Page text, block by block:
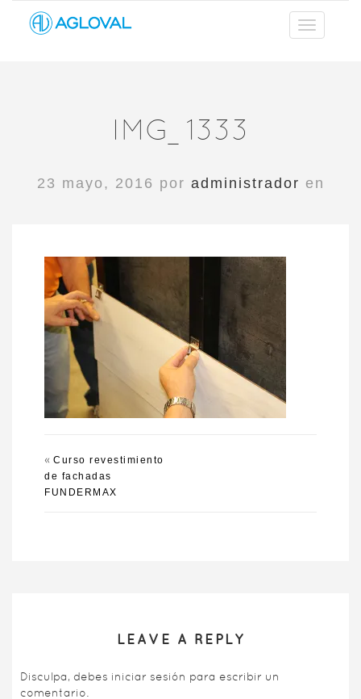
IMG_1333
23 mayo, 2016 por administrador en
« Curso revestimiento
de fachadas
FUNDERMAX
LEAVE A REPLY
Disculpa, debes iniciar sesión para escribir un
comentario.